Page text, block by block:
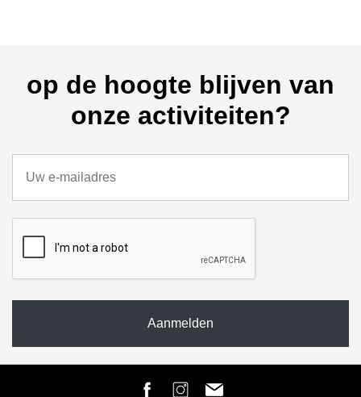
op de hoogte blijven van
onze activiteiten?